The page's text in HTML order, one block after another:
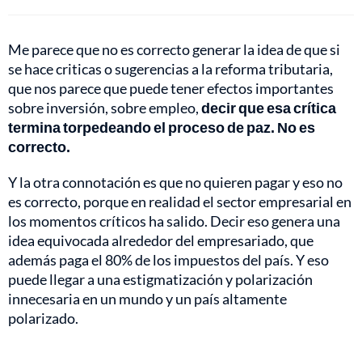
Me parece que no es correcto generar la idea de que si
se hace criticas o sugerencias a la reforma tributaria,
que nos parece que puede tener efectos importantes
sobre inversión, sobre empleo,decir que esa crítica
termina torpedeando el proceso de paz. No es
correcto.
Y la otra connotación es que no quieren pagar y eso no
es correcto, porque en realidad el sector empresarial en
los momentos críticos ha salido. Decir eso genera una
idea equivocada alrededor del empresariado, que
además paga el 80% de los impuestos del país. Y eso
puede llegar a una estigmatización y polarización
innecesaria en un mundo y un país altamente
polarizado.